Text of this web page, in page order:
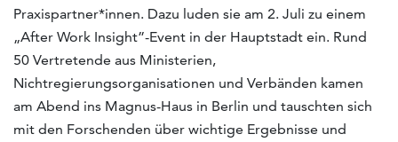
Praxispartner*innen. Dazu luden sie am 2. Juli zu einem
„After Work Insight”-Event in der Hauptstadt ein. Rund
50 Vertretende aus Ministerien,
Nichtregierungsorganisationen und Verbänden kamen
am Abend ins Magnus-Haus in Berlin und tauschten sich
mit den Forschenden über wichtige Ergebnisse und